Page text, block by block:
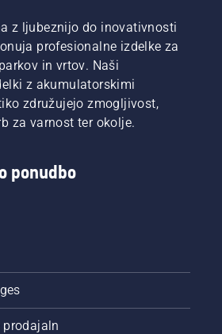
z ljubeznijo do inovativnosti
profesionalne izdelke za
in vrtov. Naši
z akumulatorskimi
združujejo zmogljivost,
za varnost ter okolje.
ponudbo
prodajaln